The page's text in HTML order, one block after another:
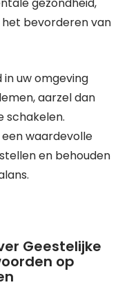
bevorderen van
uw omgeving
aarzel dan
schakelen.
waardevolle
en behouden
Geestelijke
op